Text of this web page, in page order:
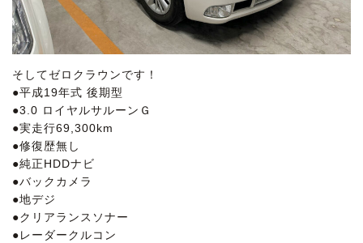
そしてゼロクラウンです！
●平成19年式 後期型
●3.0 ロイヤルサルーンＧ
●実走行69,300km
●修復歴無し
●純正HDDナビ
●バックカメラ
●地デジ
●クリアランスソナー
●レーダークルコン